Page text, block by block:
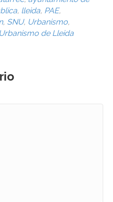
, lleida, PAE,
, SNU, Urbanismo,
Urbanismo de Lleida